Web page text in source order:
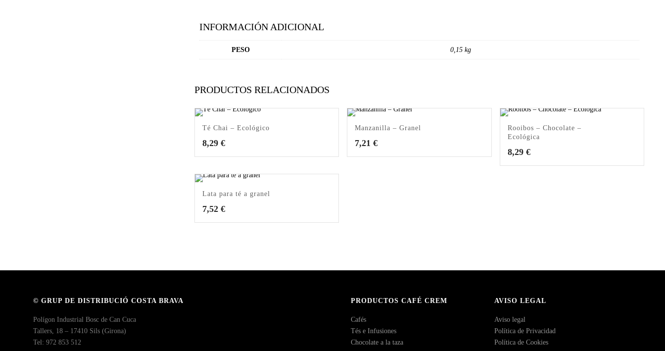
INFORMACIÓN ADICIONAL
PESO 0,15 kg
PRODUCTOS RELACIONADOS
Té Chai – Ecológico
8,29 €
Manzanilla – Granel
7,21€
Rooibos – Chocolate –
Ecológica
8,29 €
Lata para té a granel
7,52 €
© GRUP DE DISTRIBUCIÓ COSTA BRAVA
Polígon Industrial Bosc de Can Cuca
Tallers, 18 – 17410 Sils (Girona)
Tel: 972 853 512
PRODUCTOS CAFÉ CREM
Cafés
Tés e Infusiones
Chocolate a la taza
AVISO LEGAL
Aviso legal
Política de Privacidad
Política de Cookies